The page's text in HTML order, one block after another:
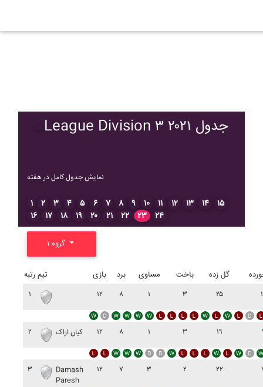
League Division ۳ ۲۰۲۱ جدول
نمایش جدول کامل در هفته
۱ ۲ ۳ ۴ ۵ ۶ ۷ ۸ ۹ ۱۰ ۱۱ ۱۲ ۱۳ ۱۴
۱۵
۱۶
۱۷ ۱۸ ۱۹ ۲۰ ۲۱ ۲۲ ۲۳ ۲۴
رتبه تیم بازی برد مساوی باخت گل زده
۱ ۱۲ ۸ ۱ ۳ ۲۵
۲ کيان اراک ۱۲ ۸ ۱ ۳ ۱۹
۳
Damash
Paresh
۱۲ ۷ ۳ ۲ ۲۲